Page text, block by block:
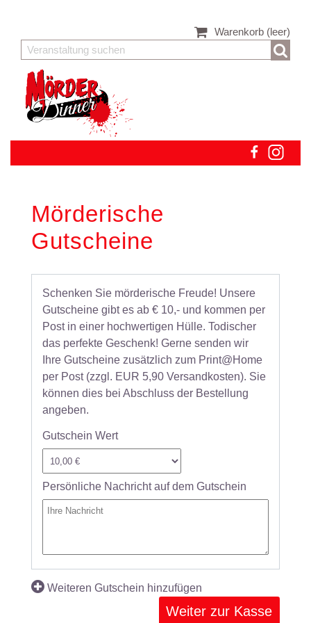
Warenkorb (leer)
Mörderische
Gutscheine
Schenken Sie mörderische Freude! Unsere
Gutscheine gibt es ab € 10,- und kommen per
Post in einer hochwertigen Hülle. Todischer
das perfekte Geschenk! Gerne senden wir
Ihre Gutscheine zusätzlich zum Print@Home
per Post (zzgl. EUR 5,90 Versandkosten). Sie
können dies bei Abschluss der Bestellung
angeben.
Gutschein Wert
Persönliche Nachricht auf dem Gutschein
Weiteren Gutschein hinzufügen